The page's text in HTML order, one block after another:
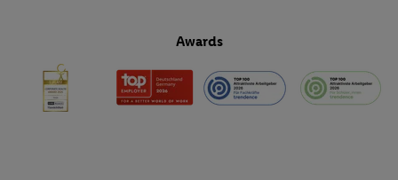
Awards